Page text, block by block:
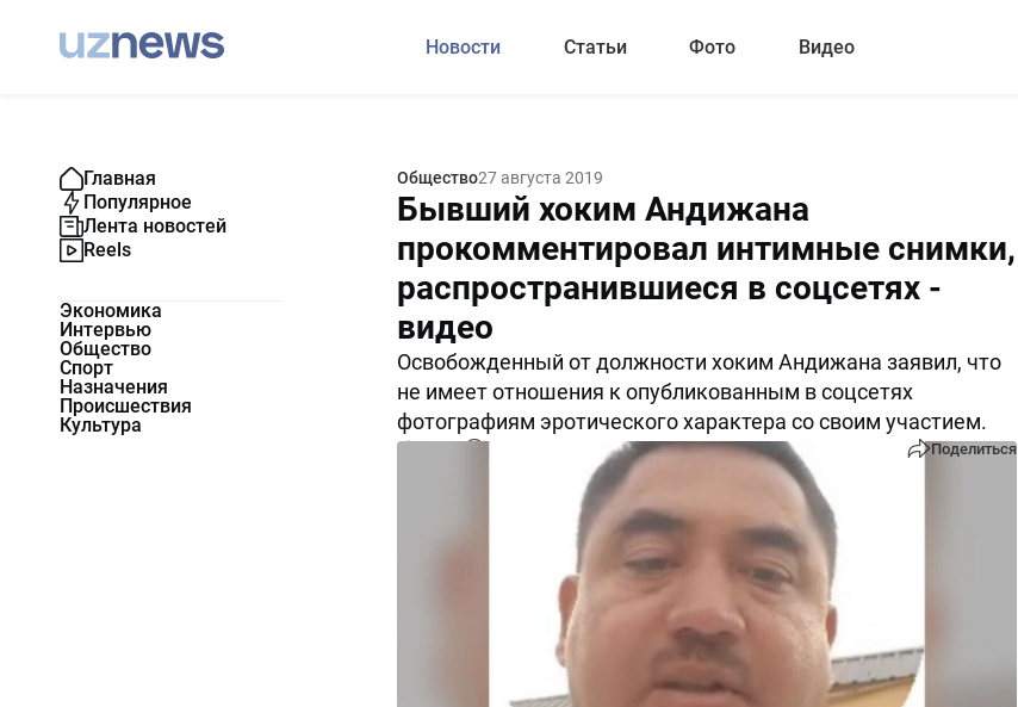
Новости Статьи Фото Видео
Главная
Популярное
Лента новостей
Reels
Экономика
Интервью
Общество
Спорт
Назначения
Происшествия
Культура
Общество27 августа 2019
Бывший хоким Андижана
прокомментировал интимные снимки,
распространившиеся в соцсетях -
видео
Освобожденный от должности хоким Андижана заявил, что
не имеет отношения к опубликованным в соцсетях
фотографиям эротического характера со своим участием.
Поделиться